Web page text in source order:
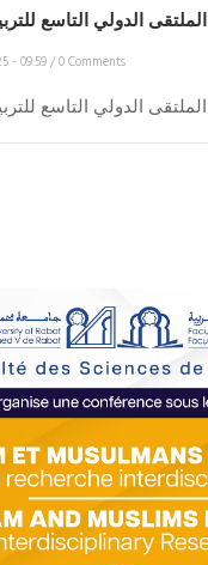
الملتقى الدولي التاسع
- 09:59/0 Comments
الملتقى الدولي التاسع